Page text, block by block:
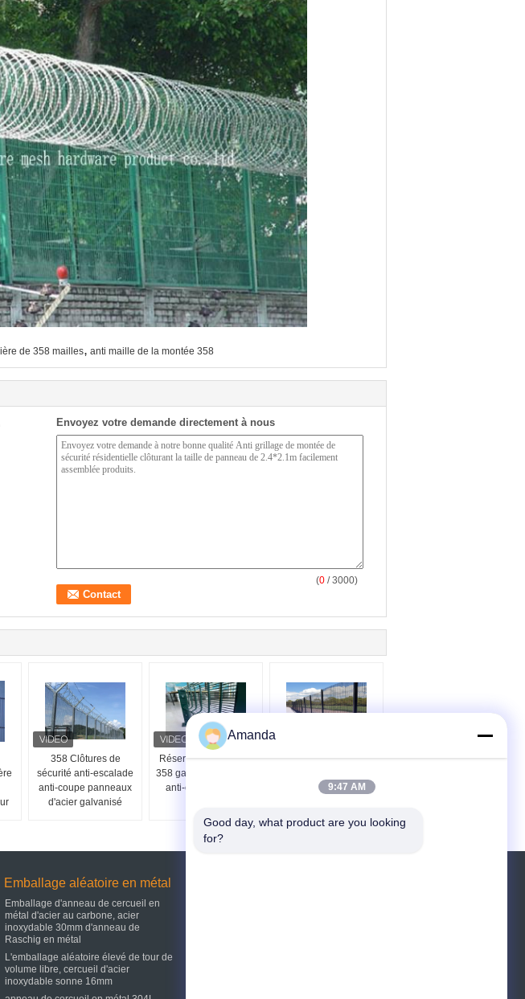
de 358 mailles, anti maille de la montée 358
Envoyez votre demande directement à nous
(0 / 3000)
358 Clôtures de
sécurité anti-escalade
anti-coupe panneaux
d'acier galvanisé
Réservoir de sécurité
358 galvanisé à chaud
anti-escalade anti-
Clôture de sécurité anti-
d'acier galvanisé 76,2
Emballage aléatoire en métal
Emballage d'anneau de cercueil en
métal d'acier au carbone, acier
inoxydable 30mm d'anneau de
Raschig en métal
L'emballage aléatoire élevé de tour de
volume libre, cercueil d'acier
inoxydable sonne 16mm
Amanda
9:47 AM
Good day, what product are you looking
for?